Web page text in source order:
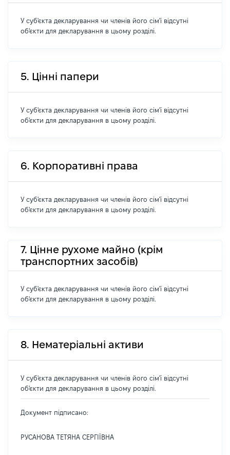
У суб'єкта декларування чи членів його сім'ї відсутні
об'єкти для декларування в цьому розділі.
5. Цінні папери
У суб'єкта декларування чи членів його сім'ї відсутні
об'єкти для декларування в цьому розділі.
6. Корпоративні права
У суб'єкта декларування чи членів його сім'ї відсутні
об'єкти для декларування в цьому розділі.
7. Цінне рухоме майно (крім
транспортних засобів)
У суб'єкта декларування чи членів його сім'ї відсутні
об'єкти для декларування в цьому розділі.
8. Нематеріальні активи
У суб'єкта декларування чи членів його сім'ї відсутні
об'єкти для декларування в цьому розділі.
Документ підписано:
РУСАНОВА ТЕТЯНА СЕРГІЇВНА